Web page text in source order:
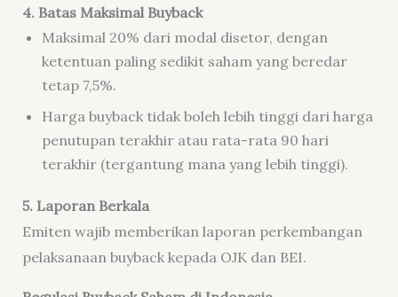
4. Batas Maksimal Buyback
Maksimal 20% dari modal disetor, dengan
ketentuan paling sedikit saham yang beredar
tetap 7,5%.
Harga buyback tidak boleh lebih tinggi dari harga
penutupan terakhir atau rata-rata 90 hari
terakhir (tergantung mana yang lebih tinggi).
5. Laporan Berkala
Emiten wajib memberikan laporan perkembangan
pelaksanaan buyback kepada OJK dan BEI.